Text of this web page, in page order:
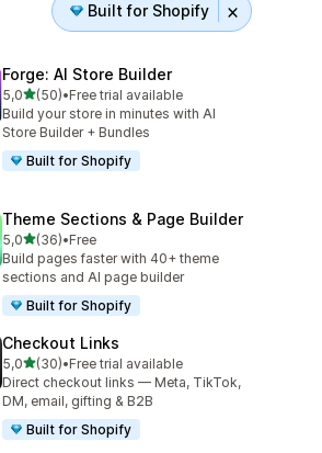
Built for Shopify
Forge: AI Store Builder
5,0av 5 stjerner
(50)
Totalt 50 omtaler
•Free trial available
Build your store in minutes with AI
Store Builder + Bundles
Built for Shopify
Theme Sections & Page Builder
5,0av 5 stjerner
(36)
Totalt 36 omtaler
•Free
Build pages faster with 40+ theme
sections and AI page builder
Built for Shopify
Checkout Links
5,0av 5 stjerner
(30)
Totalt 30 omtaler
•Free trial available
Direct checkout links — Meta, TikTok,
DM, email, gifting & B2B
Built for Shopify